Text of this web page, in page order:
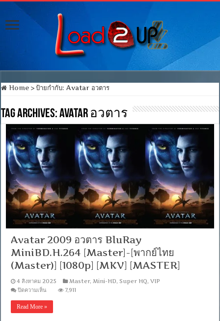
Home > ป้ายกำกับ:Avatar อวตาร
Tag Archives:Avatar อวตาร
Avatar 2009 อวตาร BluRay
MiniBD.H.264 [Master]-[พากย์ไทย
(Master)] [1080p] [MKV] [MASTER]
4 สิงหาคม 2025 Master, Mini-HD,Super HQ,VIP
ปิดความเห็น
อวตาร
7,911
Read More »